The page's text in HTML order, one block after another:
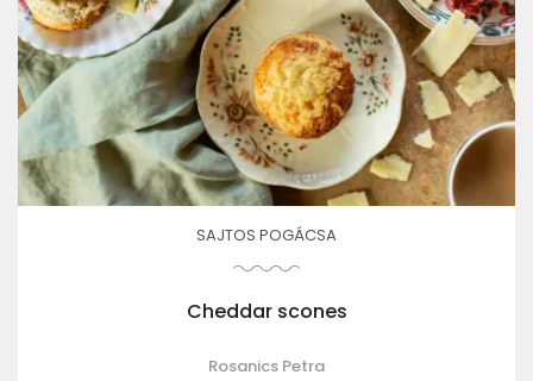
SAJTOS POGÁCSA
Cheddar scones
Rosanics Petra